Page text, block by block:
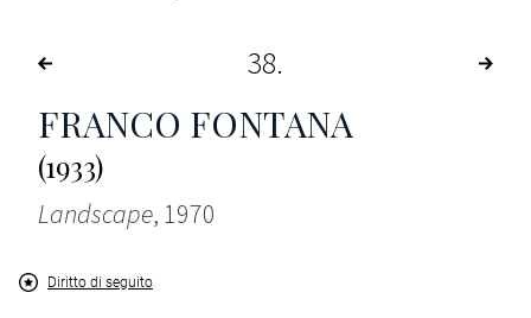
38
FRANCO FONTANA
(1933)
Landscape, 1970
Diritto di seguito